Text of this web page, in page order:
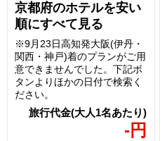
京都府のホテルを安い
順にすべて見る
- 円
※9月23日高知発大阪(伊丹・
関西・神戸)着のプランがご用
意できませんでした。下記ボ
タンよりほかの日付で検索く
ださい。